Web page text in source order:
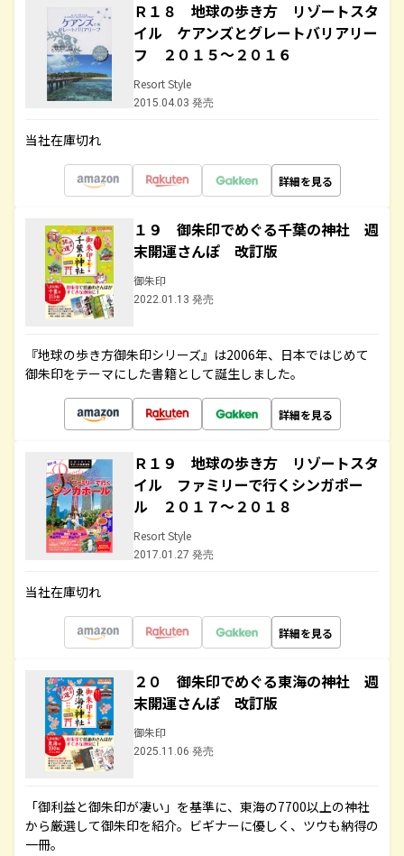
Ｒ１８ 地球の歩き方 リゾートスタ
イル ケアンズとグレートバリアリー
フ ２０１５～２０１６
Resort Style
2015.04.03 発売
当社在庫切れ
詳細を見る
１９ 御朱印でめぐる千葉の神社 週
末開運さんぽ 改訂版
御朱印
2022.01.13 発売
『地球の歩き方御朱印シリーズ』は2006年、日本ではじめて
御朱印をテーマにした書籍として誕生しました。
詳細を見る
Ｒ１９ 地球の歩き方 リゾートスタ
イル ファミリーで行くシンガポー
ル ２０１７～２０１８
Resort Style
2017.01.27 発売
当社在庫切れ
詳細を見る
２０ 御朱印でめぐる東海の神社 週
末開運さんぽ 改訂版
御朱印
2025.11.06 発売
「御利益と御朱印が凄い」を基準に、東海の7700以上の神社
から厳選して御朱印を紹介。ビギナーに優しく、ツウも納得の
一冊。